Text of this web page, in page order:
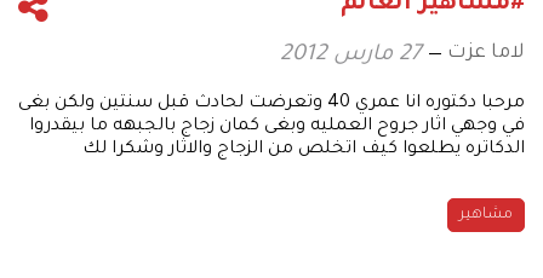
لاما عزت 27 مارس 2012
مرحبا دكتوره انا عمري 40 وتعرضت لحادث قبل سنتين ولكن بغى
في وجهي اثار جروح العمليه وبغى كمان زجاج بالجبهه ما بيقدروا
الدكاتره يطلعوا كيف اتخلص من الزجاج والاثار وشكرا لك
مشاهير